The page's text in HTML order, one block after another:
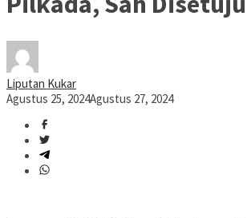
Liputan Kukar
Agustus 25, 2024Agustus 27, 2024